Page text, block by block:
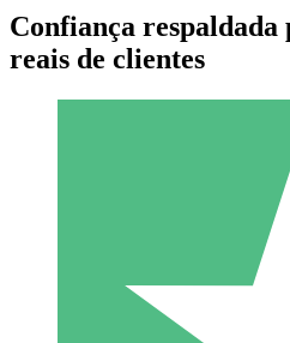
Pacotes de
Pague conforme o uso com
Confiança respaldada
reais de clientes